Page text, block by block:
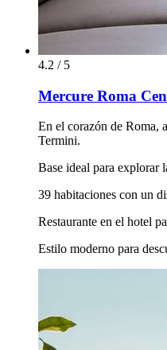
4.2 / 5
Mercure Roma
En el corazón de Roma,
Termini.
Base ideal para explorar
39 habitaciones con un
Restaurante en el hotel
Estilo moderno para